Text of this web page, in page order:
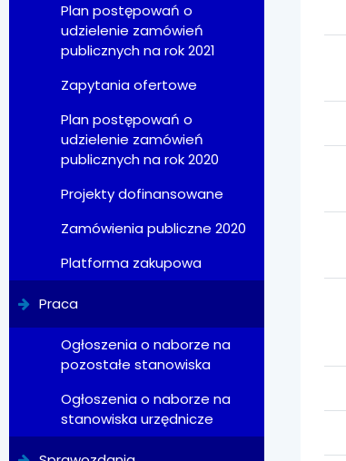
Plan postępowań o
udzielenie zamówień
publicznych na rok 2021
Zapytania ofertowe
Plan postępowań o
udzielenie zamówień
publicznych na rok 2020
Projekty dofinansowane
Zamówienia publiczne 2020
Platforma zakupowa
Praca
Ogłoszenia o naborze na
pozostałe stanowiska
Ogłoszenia o naborze na
stanowiska urzędnicze